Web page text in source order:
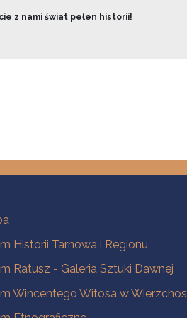
z nami świat pełen historii!
Historii Tarnowa i Regionu
Ratusz - Galeria Sztuki Dawnej
Wincentego Witosa w